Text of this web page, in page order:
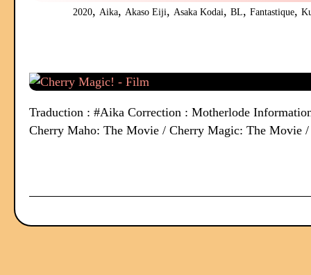
2020, Aika, Akaso Eiji, Asaka Kodai, BL, Fantastique,
Traduction : #Aika Correction : Motherlode
Cherry Maho: The Movie / Cherry Magic: The Movie